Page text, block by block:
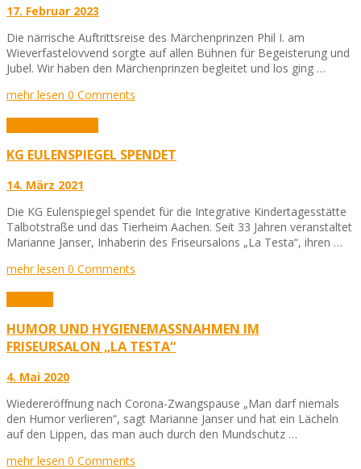
17. Februar 2023
Die närrische Auftrittsreise des Märchenprinzen Phil I. am
Wieverfastelovvend sorgte auf allen Bühnen für Begeisterung und
Jubel. Wir haben den Märchenprinzen begleitet und los ging …
mehr lesen 0 Comments
KG EULENSPIEGEL SPENDET
14. März 2021
Die KG Eulenspiegel spendet für die Integrative Kindertagesstätte
Talbotstraße und das Tierheim Aachen. Seit 33 Jahren veranstaltet
Marianne Janser, Inhaberin des Friseursalons „La Testa“, ihren …
mehr lesen 0 Comments
HUMOR UND HYGIENEMASSNAHMEN IM F
RISEURSALON „LA TESTA“
4. Mai 2020
Wiedereröffnung nach Corona-Zwangspause „Man darf niemals
den Humor verlieren“, sagt Marianne Janser und hat ein Lächeln
auf den Lippen, das man auch durch den Mundschutz …
mehr lesen 0 Comments